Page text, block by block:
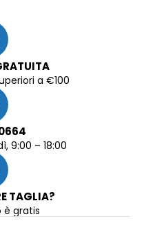
a €100
9:00 – 18:00
TAGLIA?
è gratis